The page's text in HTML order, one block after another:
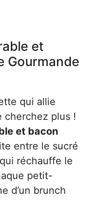
et
Gourmande
qui allie
cherchez plus !
et bacon
entre le sucré
réchauffe le
petit-
d’un brunch